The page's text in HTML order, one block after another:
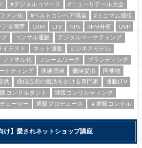
#デジタルコマース
#ニューリテール大全
ァン化 #ベルトコンベア理論
#ミニマム通販
企画室 CRM LTV NPS RFM分析
UVP
グ
コンサル通販
デジタルマーケティング
イテスト ネット通販
ビジネスモデル
ファネル化 フレームワーク
ブランディング
ケティング 体験価値 価値提供
同梱物
供 通信販売の魔法をかける専門家
通販LTV
コンサルタント
通販コンサルティング
ューサー 通販プロデュース ＃通販コンサル
け】愛されネットショップ講座